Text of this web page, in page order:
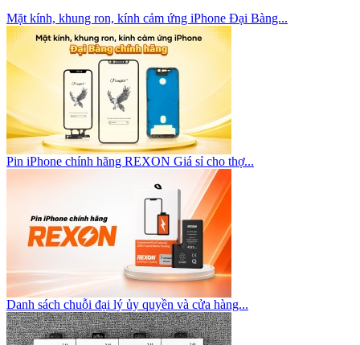
Mặt kính, khung ron, kính cảm ứng iPhone Đại Bàng...
Pin iPhone chính hãng REXON Giá sỉ cho thợ...
Danh sách chuỗi đại lý ủy quyền và cửa hàng...